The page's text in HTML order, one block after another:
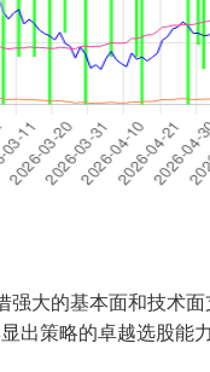
大的基本面和技术
出策略的卓越选股能